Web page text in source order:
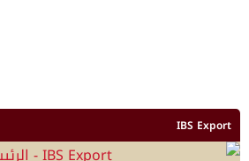
IBS Export